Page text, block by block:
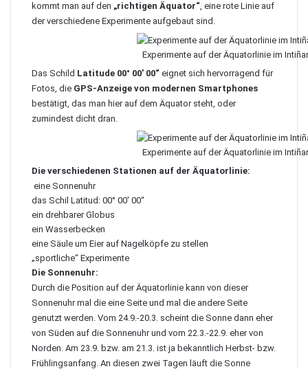
kommt man auf den „richtigen Äquator“, eine rote Linie auf
der verschiedene Experimente aufgebaut sind.
Experimente auf der Äquatorlinie im
Das Schild Latitude 00° 00′ 00“ eignet sich hervorragend für
Fotos, die GPS-Anzeige von modernen Smartphones
bestätigt, das man hier auf dem Äquator steht, oder
zumindest dicht dran.
Experimente auf der Äquatorlinie im
Die verschiedenen Stationen auf der Äquatorlinie:
eine Sonnenuhr
das Schil Latitud: 00° 00′ 00“
ein drehbarer Globus
ein Wasserbecken
eine Säule um Eier auf Nagelköpfe zu stellen
„sportliche“ Experimente
Die Sonnenuhr:
Durch die Position auf der Äquatorlinie kann von dieser
Sonnenuhr mal die eine Seite und mal die andere Seite
genutzt werden. Vom 24.9.-20.3. scheint die Sonne dann eher
von Süden auf die Sonnenuhr und vom 22.3.-22.9. eher von
Norden. Am 23.9. bzw. am 21.3. ist ja bekanntlich Herbst- bzw.
Frühlingsanfang. An diesen zwei Tagen läuft die Sonne